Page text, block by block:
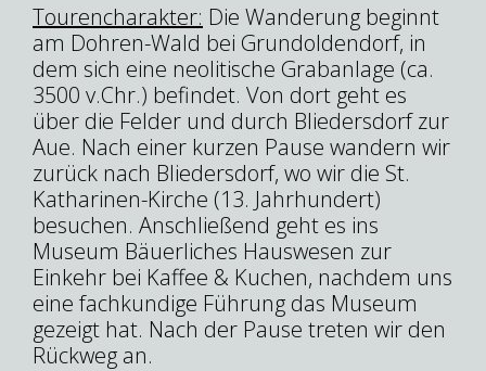
Tourencharakter: Die Wanderung beginnt
am Dohren-Wald bei Grundoldendorf, in
dem sich eine neolitische Grabanlage (ca.
3500 v.Chr.) befindet. Von dort geht es
über die Felder und durch Bliedersdorf zur
Aue. Nach einer kurzen Pause wandern wir
zurück nach Bliedersdorf, wo wir die St.
Katharinen-Kirche (13. Jahrhundert)
besuchen. Anschließend geht es ins
Museum Bäuerliches Hauswesen zur
Einkehr bei Kaffee & Kuchen, nachdem uns
eine fachkundige Führung das Museum
gezeigt hat. Nach der Pause treten wir den
Rückweg an.